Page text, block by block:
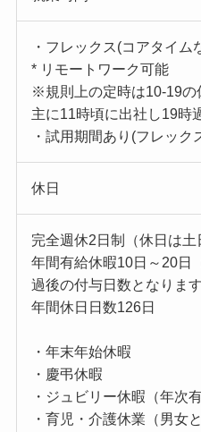
・フレックス(コアタイム
* リモートワーク可能
※規則上の定時は10-19の
主に11時頃に出社し19時
・試用期間あり(フレッ
休日
完全週休2日制（休日は土
年間有給休暇10日～20日
過後の付与日数となります
年間休日日数126日
・年末年始休暇
・慶弔休暇
・ジュビリー休暇（年次
・育児・介護休業（男女